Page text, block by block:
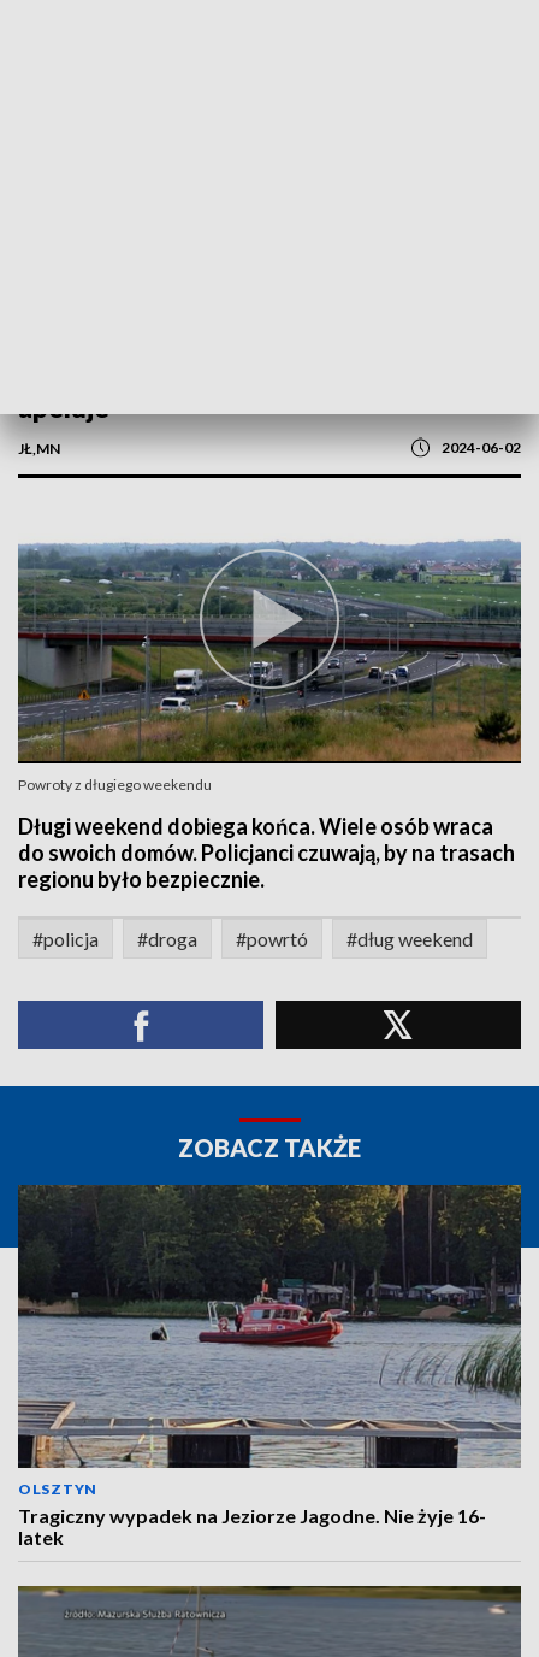
apeluje
JŁ,MN 2024-06-02
Powroty z długiego weekendu
Długi weekend dobiega końca. Wiele osób wraca
do swoich domów. Policjanci czuwają, by na trasach
regionu było bezpiecznie.
#policja #droga #powrtó #dług weekend
ZOBACZ TAKŻE
OLSZTYN
Tragiczny wypadek na Jeziorze Jagodne. Nie żyje 16-
latek